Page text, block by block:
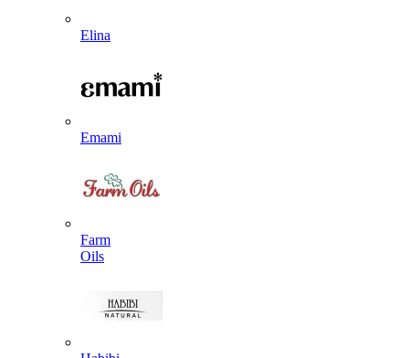
Elina
Emami
Farm
Oils